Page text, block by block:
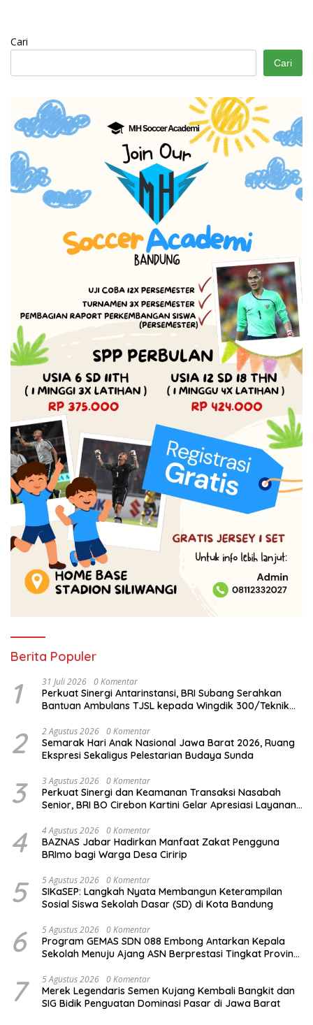
Cari
Cari
Berita Populer
1 31 Juli 2026 0 Komentar
Perkuat Sinergi Antarinstansi, BRI Subang Serahkan
Bantuan Ambulans TJSL kepada Wingdik 300/Teknik
2 2 Agustus 2026 0 Komentar
Semarak Hari Anak Nasional Jawa Barat 2026, Ruang
Ekspresi Sekaligus Pelestarian Budaya Sunda
3 3 Agustus 2026 0 Komentar
Perkuat Sinergi dan Keamanan Transaksi Nasabah
Senior, BRI BO Cirebon Kartini Gelar Apresiasi Layanan
4 4 Agustus 2026 0 Komentar
BAZNAS Jabar Hadirkan Manfaat Zakat Pengguna
BRImo bagi Warga Desa Ciririp
5 5 Agustus 2026 0 Komentar
SIKaSEP: Langkah Nyata Membangun Keterampilan
Sosial Siswa Sekolah Dasar (SD) di Kota Bandung
6 5 Agustus 2026 0 Komentar
Program GEMAS SDN 088 Embong Antarkan Kepala
Sekolah Menuju Ajang ASN Berprestasi Tingkat Provinsi
7 5 Agustus 2026 0 Komentar
Merek Legendaris Semen Kujang Kembali Bangkit dan
SIG Bidik Penguatan Dominasi Pasar di Jawa Barat